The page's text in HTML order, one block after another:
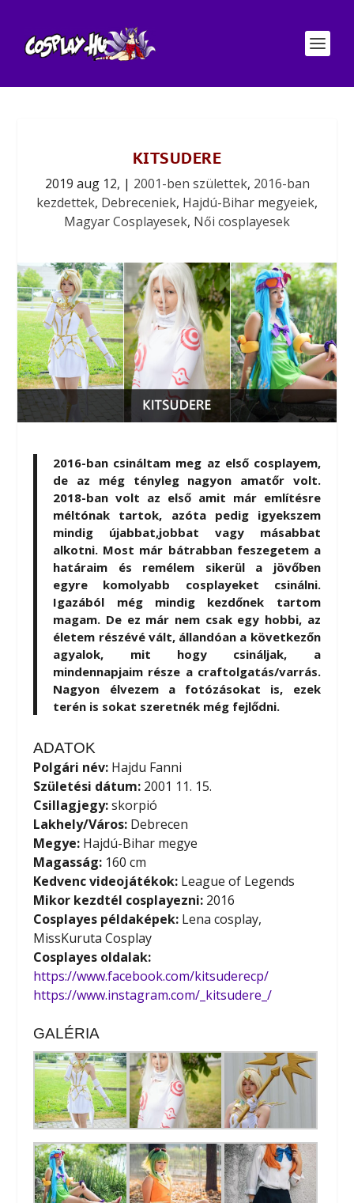
KITSUDERE
2019 aug 12, | 2001-ben születtek, 2016-ban
kezdettek, Debreceniek, Hajdú-Bihar megyeiek,
Magyar Cosplayesek, Női cosplayesek
2016-ban csináltam meg az első cosplayem,
de az még tényleg nagyon amatőr volt.
2018-ban volt az első amit már említésre
méltónak tartok, azóta pedig igyekszem
mindig újabbat,jobbat vagy másabbat
alkotni. Most már bátrabban feszegetem a
határaim és remélem sikerül a jövőben
egyre komolyabb cosplayeket csinálni.
Igazából még mindig kezdőnek tartom
magam. De ez már nem csak egy hobbi, az
életem részévé vált, állandóan a következőn
agyalok, mit hogy csináljak, a
mindennapjaim része a craftolgatás/varrás.
Nagyon élvezem a fotózásokat is, ezek
terén is sokat szeretnék még fejlődni.
ADATOK
Polgári név: Hajdu Fanni
Születési dátum: 2001 11. 15.
Csillagjegy:skorpió
Lakhely/Város: Debrecen
Megye: Hajdú-Bihar megye
Magasság: 160 cm
Kedvenc videojátékok: League of Legends
Mikor kezdtél cosplayezni: 2016
Cosplayes példaképek: Lena cosplay,
MissKuruta Cosplay
Cosplayes oldalak:
https://www.facebook.com/kitsuderecp/
https://www.instagram.com/_kitsudere_/
GALÉRIA